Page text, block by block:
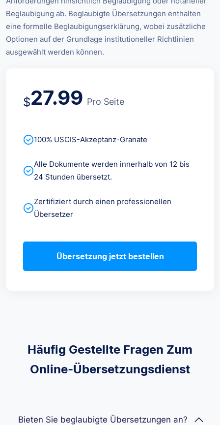
Beglaubigung ab. Beglaubigte Übersetzungen enthalten
eine formelle Beglaubigungserklärung, wobei zusätzliche
Optionen auf der Grundlage institutioneller Richtlinien
ausgewählt werden können.
$27.99 Pro Seite
100% USCIS-Akzeptanz-Granate
Alle Dokumente werden innerhalb von 12 bis
24 Stunden übersetzt.
Zertifiziert durch einen professionellen
Übersetzer
Übersetzung jetzt bestellen
Häufig Gestellte Fragen Zum
Online-Übersetzungsdienst
Bieten Sie beglaubigte Übersetzungen an?